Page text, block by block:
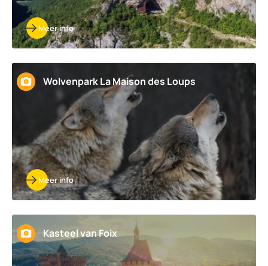
Meer info
Wolvenpark La Maison des Loups
Meer info
Kasteel van Foix